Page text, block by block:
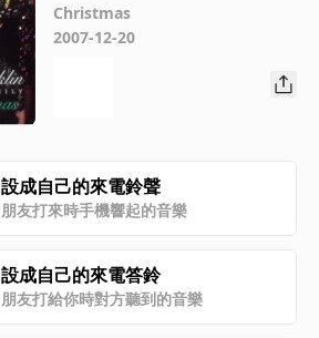
Christmas
2007-12-20
設成自己的來電鈴聲
朋友打來時手機響起的音樂
設成自己的來電答鈴
朋友打給你時對方聽到的音樂